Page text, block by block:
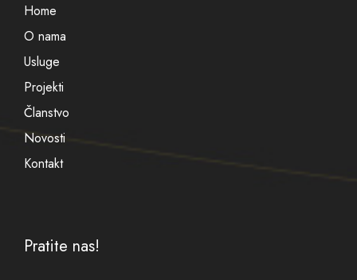
Home
O nama
Usluge
Projekti
Članstvo
Novosti
Kontakt
Pratite nas!